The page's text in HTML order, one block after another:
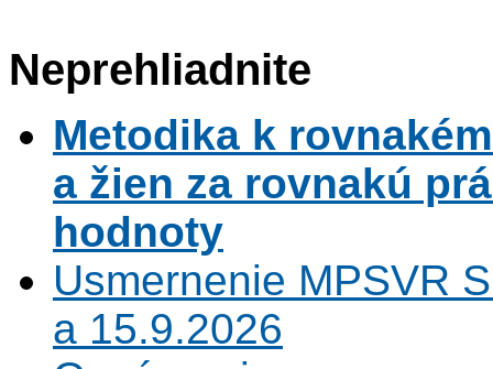
Neprehliadnite
Metodika k
a žien za rovnakú
hodnoty
Usmernenie MPSVR
a 15.9.2026